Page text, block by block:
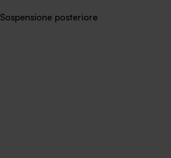
Sospensione posteriore